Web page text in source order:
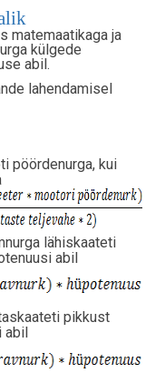
matemaatikaga ja
külgede
abil.
lahendamisel
pöördenurga, kui
lähiskaateti
abil
pikkust
abil